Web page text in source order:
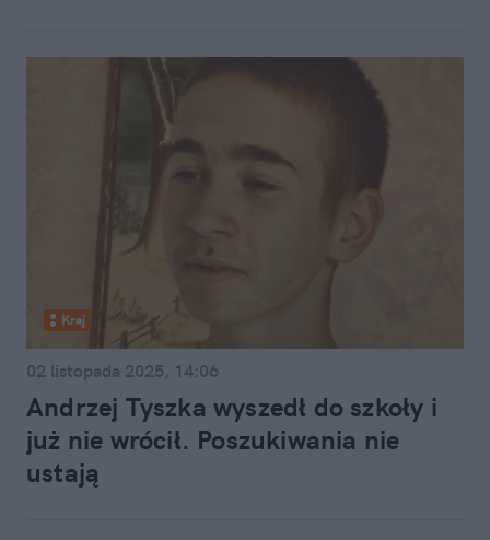
Kraj
02 listopada 2025, 14:06
Andrzej Tyszka wyszedł do szkoły i
już nie wrócił. Poszukiwania nie
ustają